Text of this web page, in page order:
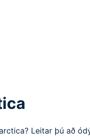
Leitar þú að